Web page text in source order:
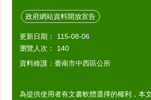
政府網站資料開放宣告
更新日期：
115-08-06
瀏覽人次：
140
資料維護：臺南市中西區公所
為提供使用者有文書軟體選擇的權利，本